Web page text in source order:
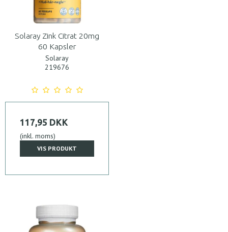
Solaray Zink Citrat 20mg
60 Kapsler
Solaray
219676
117,95 DKK
(inkl. moms)
VIS PRODUKT